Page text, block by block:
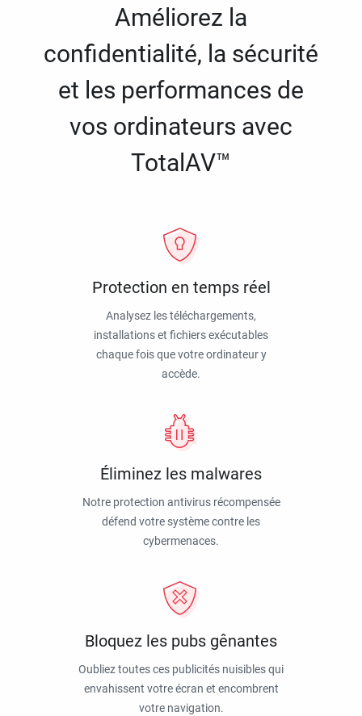
Améliorez la
confidentialité, la sécurité
et les performances de
vos ordinateurs avec
TotalAV™
Protection en temps réel
Analysez les téléchargements,
installations et fichiers exécutables
chaque fois que votre ordinateur y
accède.
Éliminez les malwares
Notre protection antivirus récompensée
défend votre système contre les
cybermenaces.
Bloquez les pubs gênantes
Oubliez toutes ces publicités nuisibles qui
envahissent votre écran et encombrent
votre navigation.